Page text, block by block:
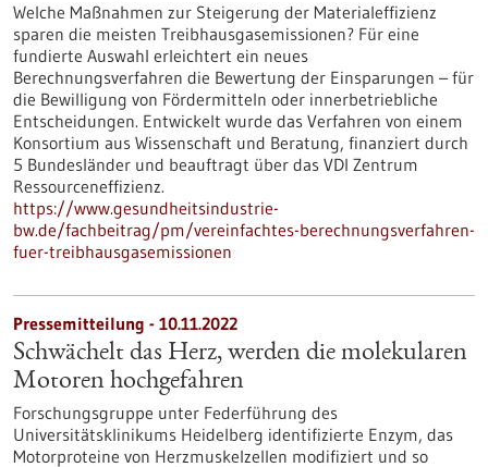
Welche Maßnahmen zur Steigerung der Materialeffizienz
sparen die meisten Treibhausgasemissionen? Für eine
fundierte Auswahl erleichtert ein neues
Berechnungsverfahren die Bewertung der Einsparungen – für
die Bewilligung von Fördermitteln oder innerbetriebliche
Entscheidungen. Entwickelt wurde das Verfahren von einem
Konsortium aus Wissenschaft und Beratung, finanziert durch
5 Bundesländer und beauftragt über das VDI Zentrum
Ressourceneffizienz.
https://www.gesundheitsindustrie-
bw.de/fachbeitrag/pm/vereinfachtes-berechnungsverfahren-
fuer-treibhausgasemissionen
Pressemitteilung - 10.11.2022
Schwächelt das Herz, werden die molekularen
Motoren hochgefahren
Forschungsgruppe unter Federführung des
Universitätsklinikums Heidelberg identifizierte Enzym, das
Motorproteine von Herzmuskelzellen modifiziert und so